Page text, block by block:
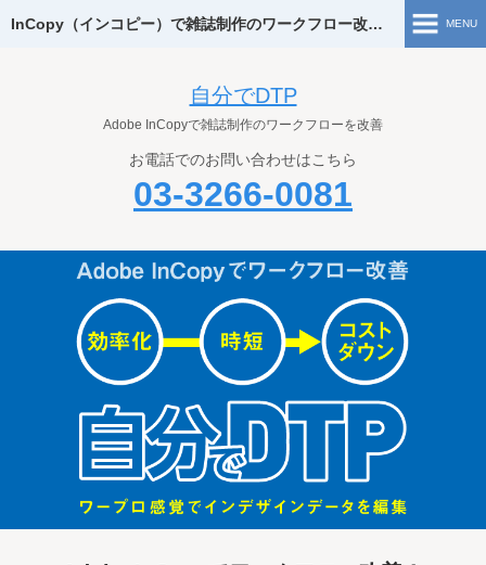
InCopy（インコピー）で雑誌制作のワークフロー改善 | 自分でDTP MENU
自分でDTPとは
InCopyについて
InCopyの使い方
よくあるご質問
お問い合わせ
自分でDTP
Adobe InCopyで雑誌制作のワークフローを改善
お電話でのお問い合わせはこちら
03-3266-0081